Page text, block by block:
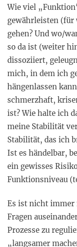
Wie viel
gewährleisten (für
gehen? Und wo/
so da ist (weiter
dissoziiert,
mich, in dem ich
hängenlassen
schmerzhaft,
ist? Wie halte ich
meine Stabilität
Stabilität, das ich
Ist es händelbar,
ein gewisses
Funktionsniveau
Es ist nicht immer
Fragen
Prozesse zu
„langsamer